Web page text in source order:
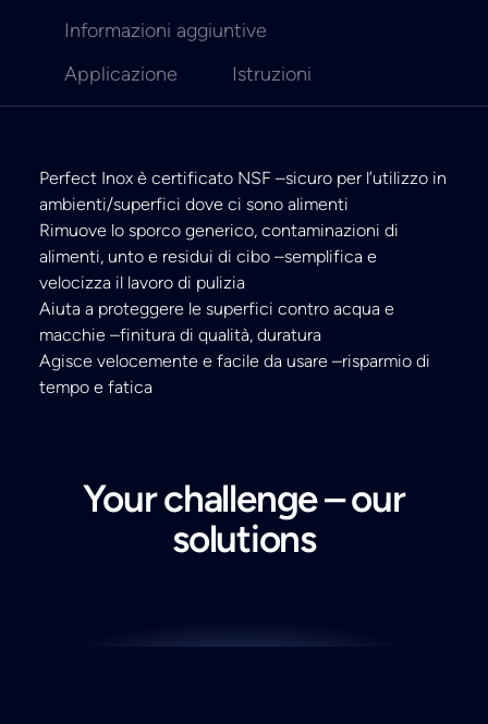
Informazioni aggiuntive
Applicazione
Istruzioni
Perfect Inox è certificato NSF –sicuro per l’utilizzo in
ambienti/superfici dove ci sono alimenti
Rimuove lo sporco generico, contaminazioni di
alimenti, unto e residui di cibo –semplifica e
velocizza il lavoro di pulizia
Aiuta a proteggere le superfici contro acqua e
macchie –finitura di qualità, duratura
Agisce velocemente e facile da usare –risparmio di
tempo e fatica
Your challenge – our
solutions